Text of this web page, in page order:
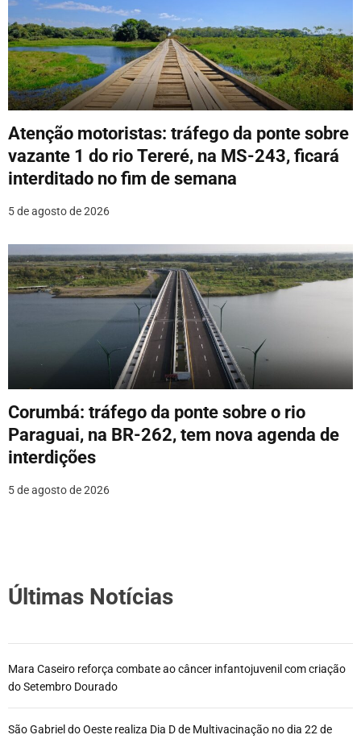
Atenção motoristas: tráfego da ponte sobre
vazante 1 do rio Tereré, na MS-243, ficará
interditado no fim de semana
5 de agosto de 2026
Corumbá: tráfego da ponte sobre o rio
Paraguai, na BR-262, tem nova agenda de
interdições
5 de agosto de 2026
Últimas Notícias
Mara Caseiro reforça combate ao câncer infantojuvenil com criação
do Setembro Dourado
São Gabriel do Oeste realiza Dia D de Multivacinação no dia 22 de